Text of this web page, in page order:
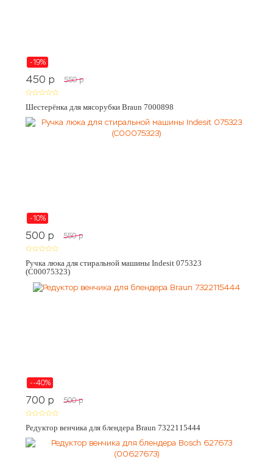
-19%
450 p 550 p
Шестерёнка для мясорубки Braun 7000898
-10%
500 p 550 p
Ручка люка для стиральной машины Indesit 075323
(C00075323)
--40%
700 p 500 p
Редуктор венчика для блендера Braun 7322115444